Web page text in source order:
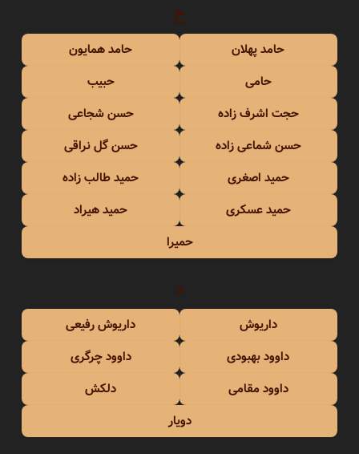
ح
حامد پهلان
حامد همایون
حامی
حبیب
حجت اشرف زاده
حسن شجاعی
حسن شماعی زاده
حسن گل نراقی
حمید اصغری
حمید طالب زاده
حمید عسکری
حمید هیراد
حمیرا
د
داریوش
داریوش رفیعی
داوود بهبودی
داوود چرگری
داوود مقامی
دلکش
دویار